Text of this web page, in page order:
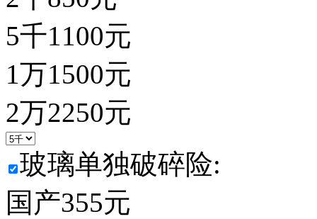
5千1100元
1万1500元
2万2250元
玻璃单独破碎险:
国产355元